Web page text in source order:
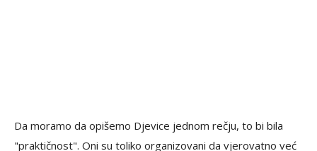
Da moramo da opišemo Djevice jednom rečju, to bi bila
"praktičnost". Oni su toliko organizovani da vjerovatno već